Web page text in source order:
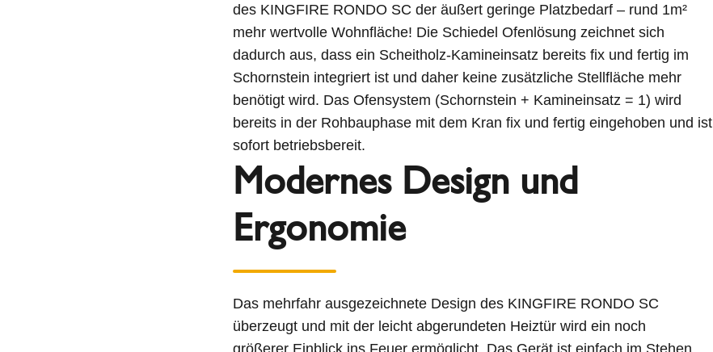
des KINGFIRE RONDO SC der äußert geringe Platzbedarf – rund 1m²
mehr wertvolle Wohnfläche! Die Schiedel Ofenlösung zeichnet sich
dadurch aus, dass ein Scheitholz-Kamineinsatz bereits fix und fertig im
Schornstein integriert ist und daher keine zusätzliche Stellfläche mehr
benötigt wird. Das Ofensystem (Schornstein + Kamineinsatz = 1) wird
bereits in der Rohbauphase mit dem Kran fix und fertig eingehoben und ist
sofort betriebsbereit.
Modernes Design und
Ergonomie
Das mehrfahr ausgezeichnete Design des KINGFIRE RONDO SC
überzeugt und mit der leicht abgerundeten Heiztür wird ein noch
größerer Einblick ins Feuer ermöglicht. Das Gerät ist einfach im Stehen